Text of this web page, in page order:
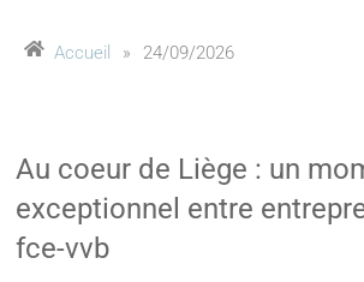
Accueil » 24/09/2026
Au coeur de Liège : un
exceptionnel entre
fce-vvb